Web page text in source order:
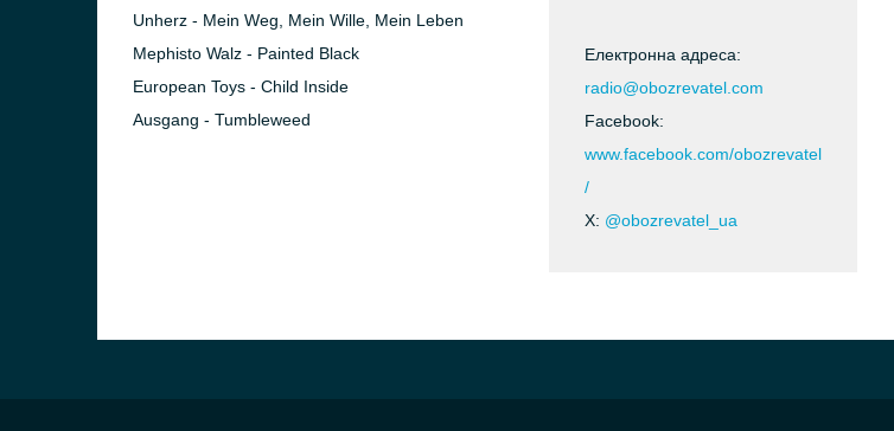
Unherz - Mein Weg, Mein Wille, Mein Leben
Mephisto Walz - Painted Black
European Toys - Child Inside
Ausgang - Tumbleweed
Електронна адреса:
radio@obozrevatel.com
Facebook:
www.facebook.com/obozrevatel
/
X: @obozrevatel_ua